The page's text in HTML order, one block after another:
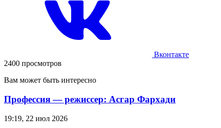
Вконтакте
2400 просмотров
Вам может быть интересно
Профессия — режиссер: Асгар Фархади
19:19, 22 июл 2026